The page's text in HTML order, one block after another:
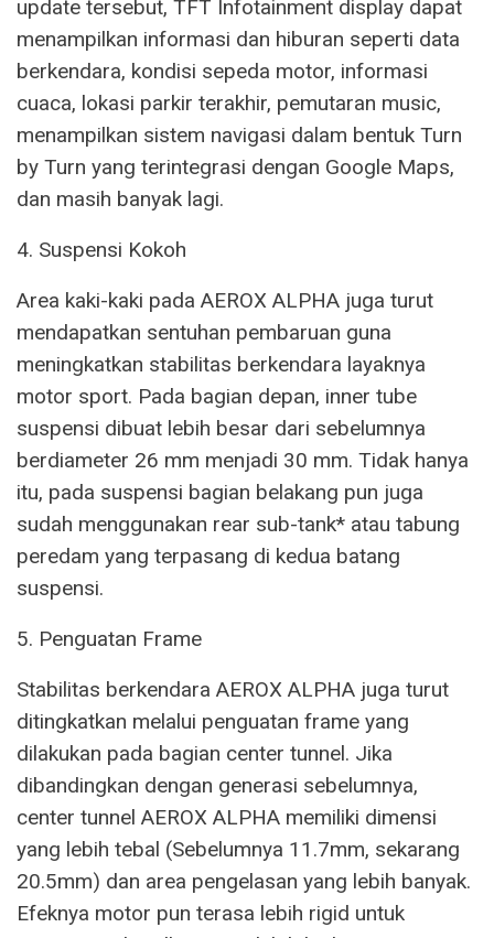
update tersebut, TFT Infotainment display dapat
menampilkan informasi dan hiburan seperti data
berkendara, kondisi sepeda motor, informasi
cuaca, lokasi parkir terakhir, pemutaran music,
menampilkan sistem navigasi dalam bentuk Turn
by Turn yang terintegrasi dengan Google Maps,
dan masih banyak lagi.
4. Suspensi Kokoh
Area kaki-kaki pada AEROX ALPHA juga turut
mendapatkan sentuhan pembaruan guna
meningkatkan stabilitas berkendara layaknya
motor sport. Pada bagian depan, inner tube
suspensi dibuat lebih besar dari sebelumnya
berdiameter 26 mm menjadi 30 mm. Tidak hanya
itu, pada suspensi bagian belakang pun juga
sudah menggunakan rear sub-tank* atau tabung
peredam yang terpasang di kedua batang
suspensi.
5. Penguatan Frame
Stabilitas berkendara AEROX ALPHA juga turut
ditingkatkan melalui penguatan frame yang
dilakukan pada bagian center tunnel. Jika
dibandingkan dengan generasi sebelumnya,
center tunnel AEROX ALPHA memiliki dimensi
yang lebih tebal (Sebelumnya 11.7mm, sekarang
20.5mm) dan area pengelasan yang lebih banyak.
Efeknya motor pun terasa lebih rigid untuk